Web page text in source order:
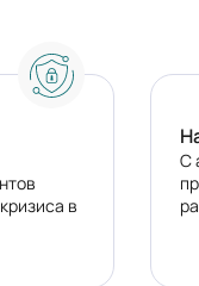
в
С